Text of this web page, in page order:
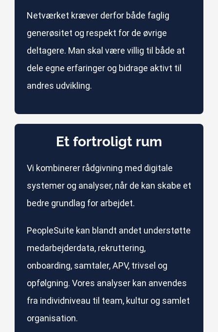
Netværket kræver derfor både faglig
generøsitet og respekt for de øvrige
deltagere. Man skal være villig til både at
dele egne erfaringer og bidrage aktivt til
andres udvikling.
Et fortroligt rum
Vi kombinerer rådgivning med digitale
systemer og analyser, når de kan skabe et
bedre grundlag for arbejdet.
PeopleSuite kan blandt andet understøtte
medarbejderdata, rekruttering,
onboarding, samtaler, APV, trivsel og
opfølgning. Vores analyser kan anvendes
fra individniveau til team, kultur og samlet
organisation.